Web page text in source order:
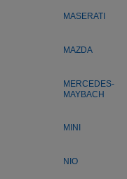
MASERATI
MAZDA
MERCEDES-
MAYBACH
MINI
NIO